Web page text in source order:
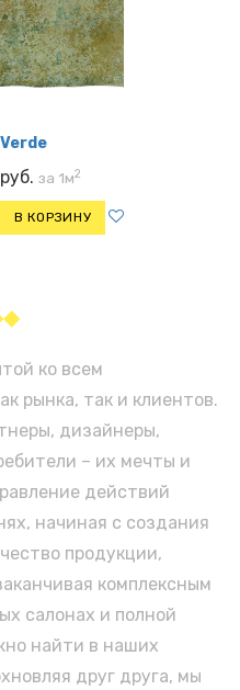
Verde
руб. за 1м2
В КОРЗИНУ
ко всем
рынка, так и клиентов.
дизайнеры,
– их мечты и
действий
начиная с создания
продукции,
комплексным
салонах и полной
найти в наших
друг друга, мы